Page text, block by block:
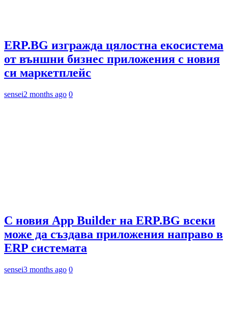
ERP.BG изгражда цялостна екосистема
от външни бизнес приложения с новия
си маркетплейс
sensei2 months ago 0
С новия App Builder на ERP.BG всеки
може да създава приложения направо в
ERP системата
sensei3 months ago 0